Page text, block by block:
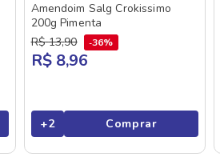
Amendoim Salg Crokissimo
200g Pimenta
R$ 13,90 36%
R$ 8,96
+2 Comprar